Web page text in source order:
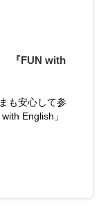
『FUN with
も安心して参
English」